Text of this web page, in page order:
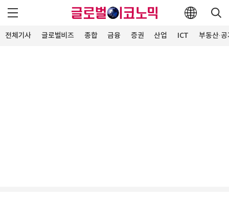
전체기사 글로벌비즈 종합 금융 증권 산업 ICT 부동산·